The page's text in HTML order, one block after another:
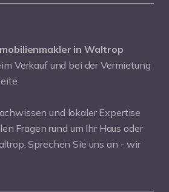
in Waltrop
Verkauf und bei der Vermietung
und lokaler Expertise
Fragen rund um Ihr Haus oder
Sprechen Sie uns an - wir